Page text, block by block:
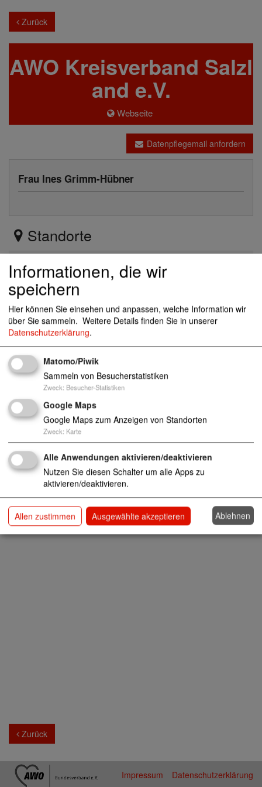
Zurück
AWO Kreisverband Salzl
and e.V.
Webseite
Datenpflegemail anfordern
Frau Ines Grimm-Hübner
Standorte
Otto-Kohle-Str. 23, 39218 Schönebeck
awo@awo-slk.de
03928 70 20 12
http://www.awo-slk.de
Geschäftsstellen
Zurück
Impressum Datenschutzerklärung
Informationen, die wir
speichern
Hier können Sie einsehen und anpassen, welche Information wir
über Sie sammeln. Weitere Details finden Sie in unserer
Datenschutzerklärung.
Matomo/Piwik
Sammeln von Besucherstatistiken
Zweck: Besucher-Statistiken
Google Maps
Google Maps zum Anzeigen von Standorten
Zweck: Karte
Alle Anwendungen aktivieren/deaktivieren
Nutzen Sie diesen Schalter um alle Apps zu
aktivieren/deaktivieren.
Allen zustimmen Ausgewählte akzeptieren Ablehnen